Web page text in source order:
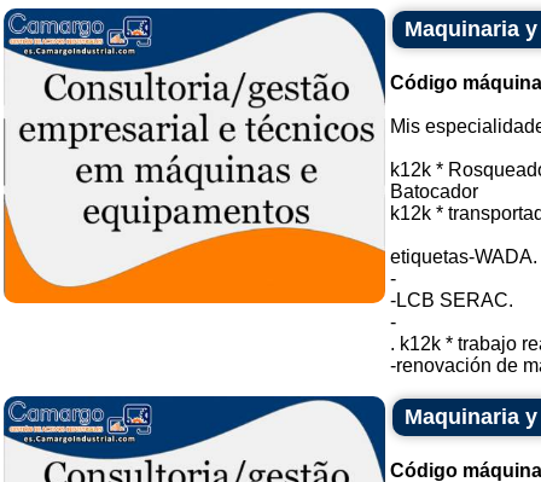
Maquinaria
Código
Mis
k12k *
Batocador
k12k *
etiquetas-WADA.
-
-LCB SERAC.
-
. k12k * trabajo
-renovación de
Maquinaria
Código